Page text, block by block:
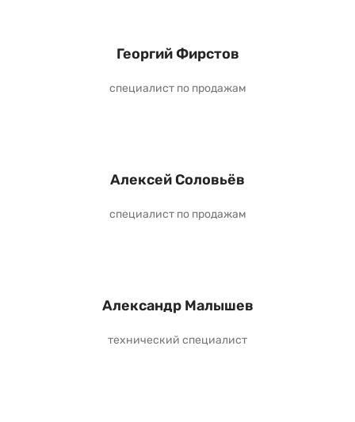
Георгий Фирстов
специалист по продажам
Алексей Соловьёв
специалист по продажам
Александр Малышев
технический специалист